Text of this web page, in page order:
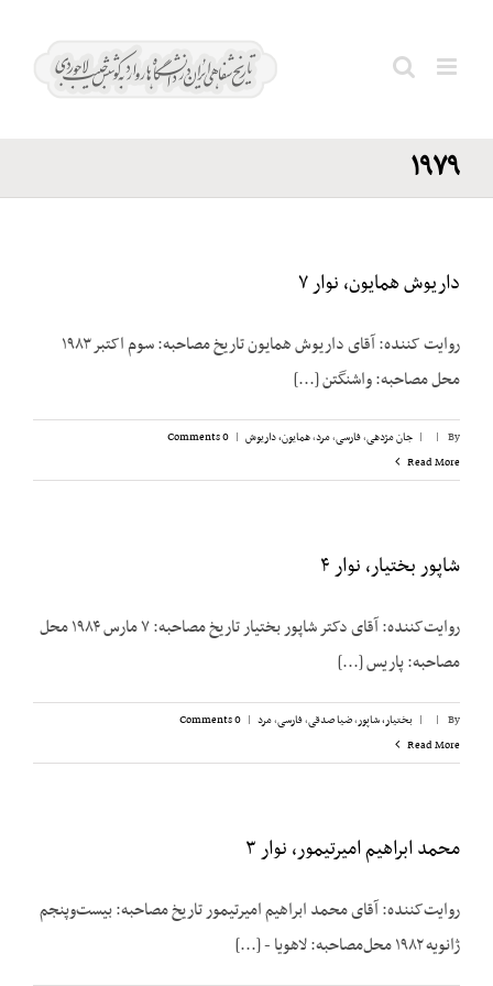
گوادلوپ
۱۹۷۹
داریوش همایون، نوار ۷
روایت کننده: آقای داریوش همایون تاریخ مصاحبه: سوم اکتبر ۱۹۸۳
محل مصاحبه: واشنگتن [...]
By
|
| جان مژدهی,فارسی,مرد,همایون، داریوش |
0 Comments
Read More
شاپور بختیار، نوار ۴
روایت‌کننده: آقای دکتر شاپور بختیار تاریخ مصاحبه: ۷ مارس ۱۹۸۴ محل
مصاحبه: پاریس [...]
By
|
| بختیار، شاپور,ضیا صدقی,فارسی,مرد |
0 Comments
Read More
محمد ابراهیم امیرتیمور، نوار ۳
روایت‌کننده: آقای محمد ابراهیم امیرتیمور تاریخ مصاحبه: بیست‌وپنجم
ژانویه ۱۹۸۲ محل‌مصاحبه: لاهویا - [...]